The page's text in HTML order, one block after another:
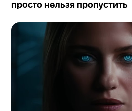
просто нельзя пропустить